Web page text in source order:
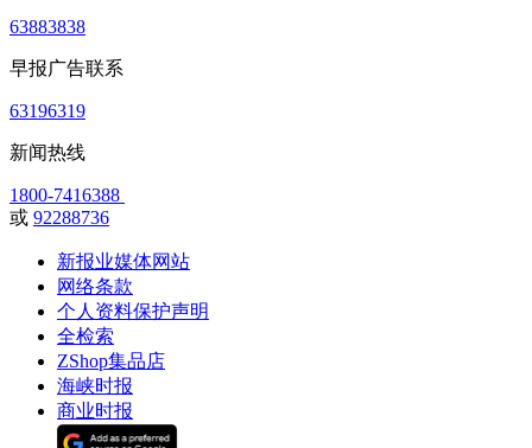
63883838
早报广告联系
63196319
新闻热线
1800-7416388
或 92288736
新报业媒体网站
网络条款
个人资料保护声明
全检索
ZShop集品店
海峡时报
商业时报